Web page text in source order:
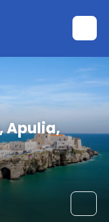
Apulia,